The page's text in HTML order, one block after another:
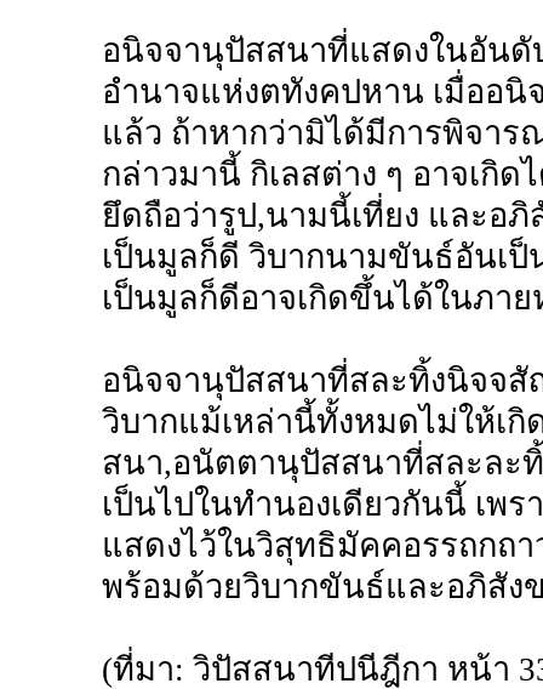
อนิจจานุปัสสนาที่แสดงในอัน
อำนาจแห่งตทังคปหาน เมื่ออ
แล้ว ถ้าหากว่ามิได้มีการพิจาร
กล่าวมานี้ กิเลสต่าง ๆ อาจเกิ
ยึดถือว่ารูป,นามนี้เที่ยง และอ
เป็นมูลก็ดี วิบากนามขันธ์อันเ
เป็นมูลก็ดีอาจเกิดขึ้นได้ในภาย
อนิจจานุปัสสนาที่สละทิ้งนิจจสั
วิบากแม้เหล่านี้ทั้งหมดไม่ให้เ
สนา,อนัตตานุปัสสนาที่สละล
เป็นไปในทำนองเดียวกันนี้ เพ
แสดงไว้ในวิสุทธิมัคคอรรถกถ
พร้อมด้วยวิบากขันธ์และอภิสัง
(ที่มา: วิปัสสนาทีปนีฎีกา หน้า